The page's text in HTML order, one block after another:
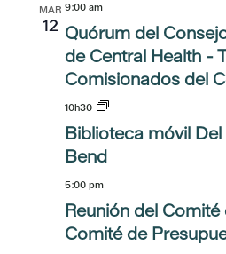
MAR
12
9:00 am
Quórum del
de Central Health -
Comisionados del
10h30
Biblioteca móvil
Bend
5:00 pm
Reunión del
Comité de